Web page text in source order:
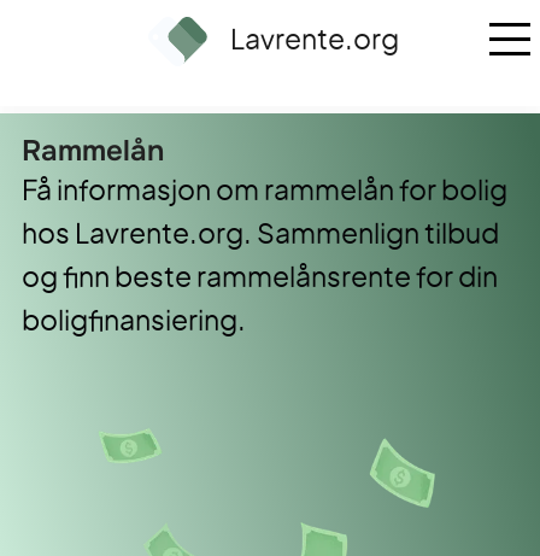
Lavrente.org
rammelån
Få informasjon om rammelån for bolig
hos Lavrente.org. Sammenlign tilbud
og finn beste rammelånsrente for din
boligfinansiering.